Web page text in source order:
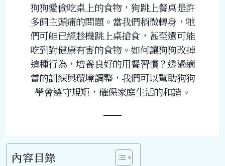
狗狗愛偷吃桌上的食物，狗跳上餐桌是許
多飼主頭痛的問題。當我們稍微轉身，牠
們可能已經趁機跳上桌搶食，甚至還可能
吃到對健康有害的食物。如何讓狗狗改掉
這種行為，培養良好的用餐習慣？透過適
當的訓練與環境調整，我們可以幫助狗狗
學會遵守規矩，確保家庭生活的和諧。
內容目錄